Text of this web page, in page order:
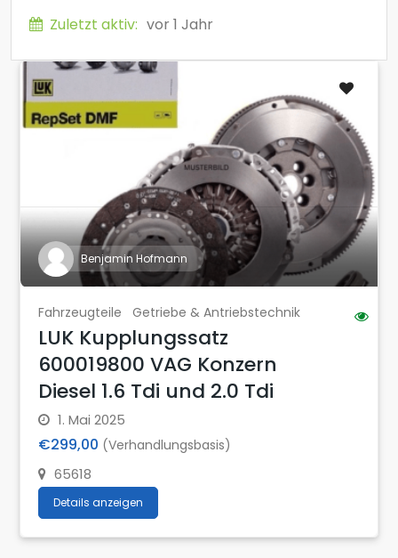
Zuletzt aktiv: vor 1 Jahr
Benjamin Hofmann
Fahrzeugteile Getriebe & Antriebstechnik
LUK Kupplungssatz
600019800 VAG Konzern
Diesel 1.6 Tdi und 2.0 Tdi
1. Mai 2025
€299,00 (Verhandlungsbasis)
65618
Details anzeigen